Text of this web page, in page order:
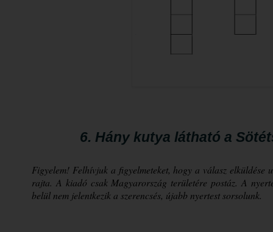
6. Hány kutya látható a
Figyelem! Felhívjuk a figyelmeteket, hogy a válasz
rajta. A kiadó csak Magyarország területére postáz. A
belül nem jelentkezik a szerencsés, újabb nyertest sorsolunk.